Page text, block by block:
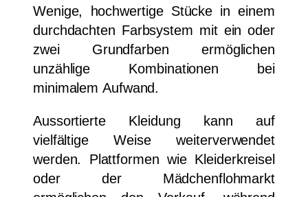
Wenige, hochwertige Stücke in einem
durchdachten Farbsystem mit ein oder
zwei Grundfarben ermöglichen
unzählige Kombinationen bei
minimalem Aufwand.
Aussortierte Kleidung kann auf
vielfältige Weise weiterverwendet
werden. Plattformen wie Kleiderkreisel
oder der Mädchenflohmarkt